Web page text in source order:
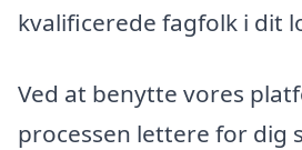
kvalificerede fagfolk i dit
Ved at benytte vores
processen lettere for dig